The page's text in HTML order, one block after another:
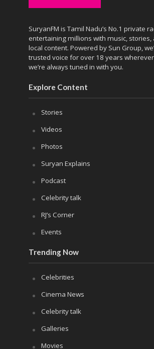
SuryanFM is Tamil Nadu’s No.1 private
entertaining millions with music, stories,
local content. Powered by Sun Group,
trusted voice for over 18 years
we’re always tuned in with you.
Explore Content
Stories
Videos
Photos
Suryan Explains
Podcast
Celebrity talk
RJ’s Corner
Events
Trending Now
Celebrities
Cinema News
Celebrity talk
Galleries
Movies